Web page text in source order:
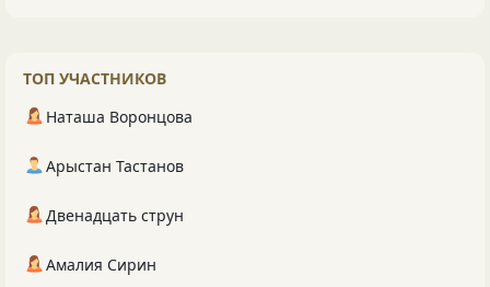
ТОП УЧАСТНИКОВ
Наташа Воронцова
Арыстан Тастанов
Двенадцать струн
Амалия Сирин